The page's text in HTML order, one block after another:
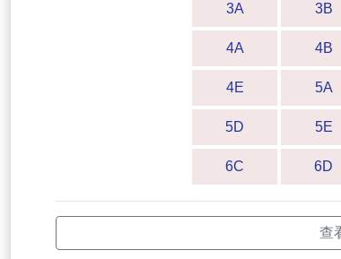
3A 3B
4A 4B
4E 5A
5D 5E
6C 6D
查